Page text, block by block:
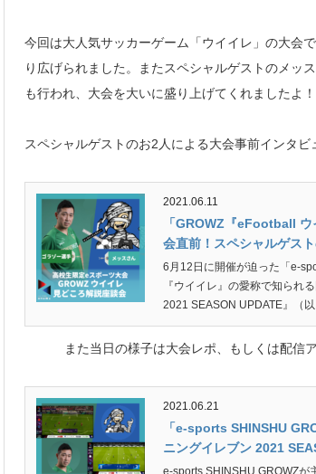
今回は大人気サッカーゲーム「ウイイレ」の大会
り広げられました。またスペシャルゲストのメッ
も行われ、大会を大いに盛り上げてくれましたよ！
スペシャルゲストのお2人による大会事前インタビ
2021.06.11
「GROWZ『eFootball
会直前！スペシャルゲス
6月12日に開催が迫った「e-
『ウイイレ』の愛称で知られ
2021 SEASON UPDATE』（以...
また当日の様子は大会レポ、もしくは配信
2021.06.21
「e-sports SHINSHU
ニングイレブン 2021
e-sports SHINSHU GROWZが